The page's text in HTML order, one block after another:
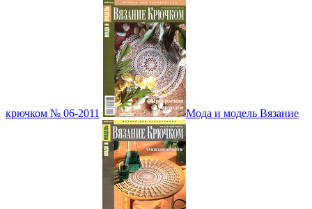
крючком № 06-2011 Мода и модель Вязание